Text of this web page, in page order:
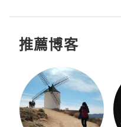
推薦博客